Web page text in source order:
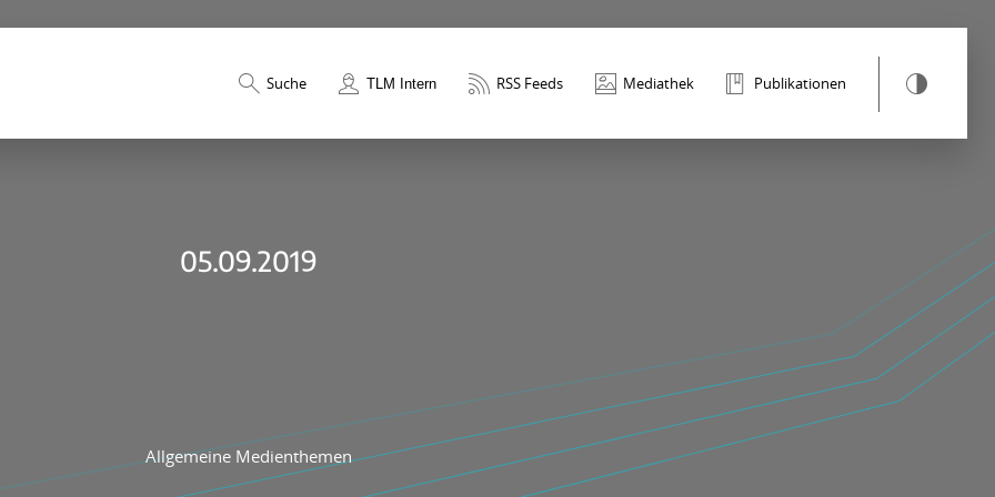
Suche TLM Intern RSS Feeds Mediathek Publikationen
05.09.2019
Allgemeine Medienthemen